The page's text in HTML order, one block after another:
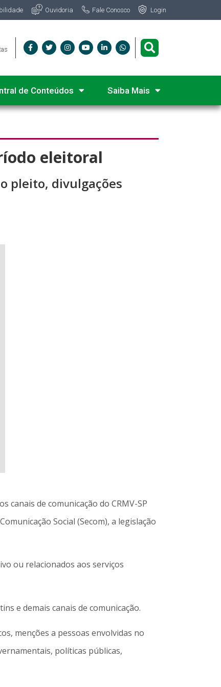
Ouvidoria Fale Conosco Login
de Conteúdos Saiba Mais
eleitoral
pleito, divulgações
canais de comunicação do CRMV-SP
Social (Secom), a legislação
ou relacionados aos serviços
e demais canais de comunicação.
menções a pessoas envolvidas no
políticas públicas,